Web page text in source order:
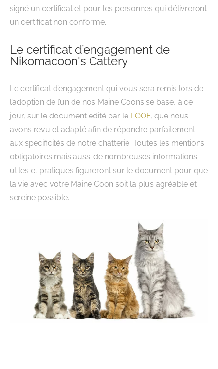
signé un certificat et pour les personnes qui délivreront
un certificat non conforme.
Le certificat d’engagement de
Nikomacoon's Cattery
Le certificat d’engagement qui vous sera remis lors de
l’adoption de l’un de nos Maine Coons se base, à ce
jour, sur le document édité par le LOOF, que nous
avons revu et adapté afin de répondre parfaitement
aux spécificités de notre chatterie. Toutes les mentions
obligatoires mais aussi de nombreuses informations
utiles et pratiques figureront sur le document pour que
la vie avec votre Maine Coon soit la plus agréable et
sereine possible.